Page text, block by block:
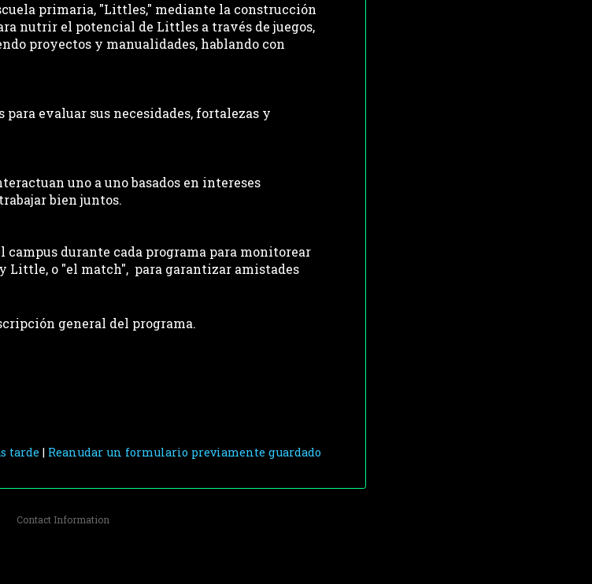
primaria, "Littles," mediante la construcción
nutrir el potencial de Littles a través de juegos,
proyectos y manualidades, hablando con
evaluar sus necesidades, fortalezas y
uno a uno basados en intereses
bien juntos.
campus durante cada programa para monitorear
o "el match",  para garantizar amistades
general del programa.
tarde | Reanudar un formulario previamente guardado
Contact Information